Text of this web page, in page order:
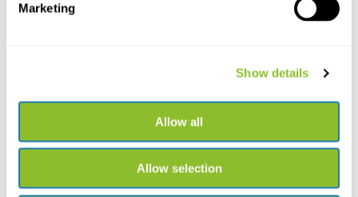
Marketing
Show details
Allow all
Allow selection
+31502053300